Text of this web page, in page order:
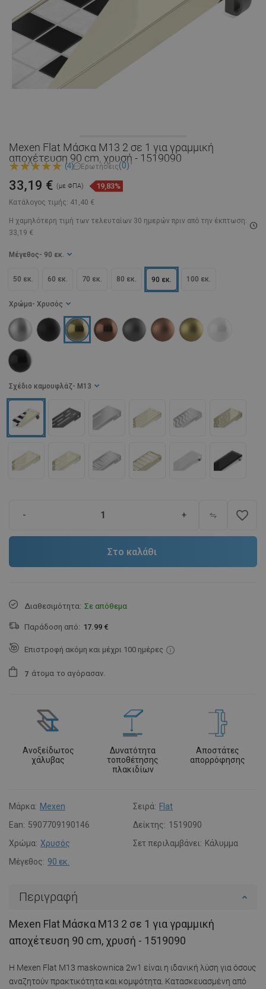
Mexen Flat Μάσκα M13 2 σε 1 για γραμμική
αποχέτευση 90 cm, χρυσή - 1519090
(4) Ερωτήσεις(0)
Κατάλογος τιμής: 41,40 €
33,19 € (με ΦΠΑ) 19,83%
Η χαμηλότερη τιμή των τελευταίων 30 ημερών πριν από την έκπτωση:
33,19 €
Μέγεθος - 90 εκ.
50 εκ. 60 εκ. 70 εκ. 80 εκ. 90 εκ. 100 εκ.
Χρώμα - Χρυσός
Σχέδιο καμουφλάζ - M13
- + favorite_border
Στο καλάθι
Διαθεσιμότητα: Σε απόθεμα
Παράδοση από: 17.99 €
Επιστροφή ακόμη και μέχρι 100 ημέρες
7 άτομα το αγόρασαν.
Ανοξείδωτος
χάλυβας
Δυνατότητα
τοποθέτησης
πλακιδίων
Αποστάτες
απορρόφησης
Μάρκα: Mexen Σειρά: Flat
Ean: 5907709190146 Δείκτης: 1519090
Χρώμα: Χρυσός Σετ περιλαμβάνει: Κάλυμμα
Μέγεθος: 90 εκ.
Περιγραφή
Mexen Flat Μάσκα M13 2 σε 1 για γραμμική
αποχέτευση 90 cm, χρυσή - 1519090
Η Mexen Flat M13 maskownica 2w1 είναι η ιδανική λύση για όσους
αναζητούν πρακτικότητα και κομψότητα. Κατασκευασμένη από